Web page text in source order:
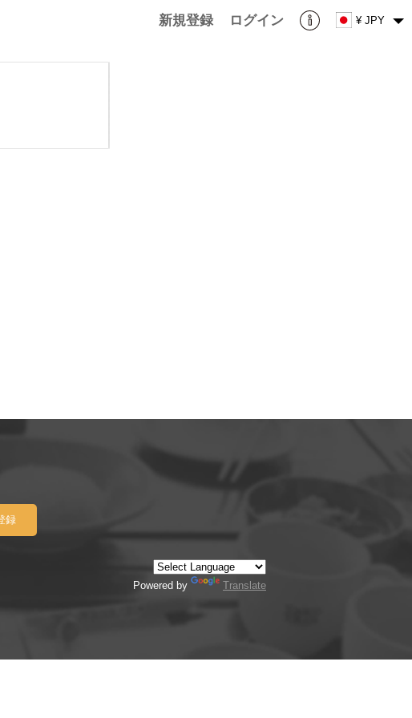
新規登録 ログイン ¥ JPY
Powered by Translate